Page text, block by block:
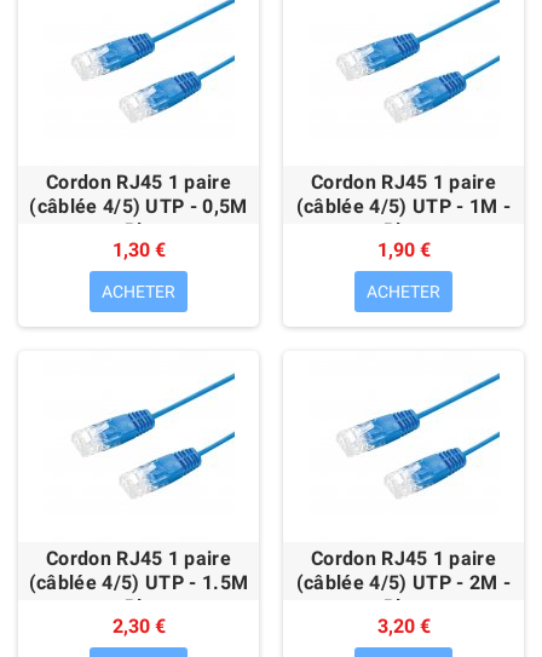
Cordon RJ45 1 paire
(câblée 4/5) UTP - 0,5M
- Bleu
1,30 €
ACHETER
Cordon RJ45 1 paire
(câblée 4/5) UTP - 1M -
Bleu
1,90 €
ACHETER
Cordon RJ45 1 paire
(câblée 4/5) UTP - 1.5M
- Bleu
2,30 €
Cordon RJ45 1 paire
(câblée 4/5) UTP - 2M -
Bleu
3,20 €